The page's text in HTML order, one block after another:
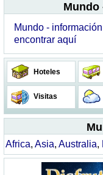
Mundo -
encontrar aquí
Hoteles
Visitas
Africa, Asia, Australia,